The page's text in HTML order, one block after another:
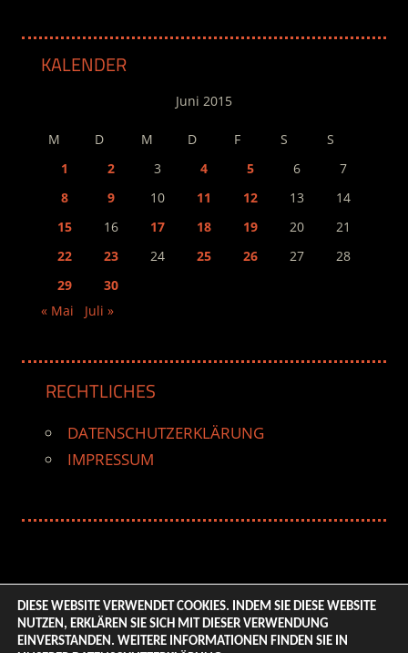
KALENDER
Juni 2015
M D M D F S
S
1
2 3 4 5 6
7
8
9 10 11 12 13
14
15
16 17 18 19 20
21
22
23 24 25 26 27
28
29
30
« Mai
Juli »
RECHTLICHES
DATENSCHUTZERKLÄRUNG
IMPRESSUM
© 2026 ENTERTAINMENT BASE – Life & Style Magazine.
DIESE WEBSITE VERWENDET COOKIES. INDEM SIE DIESE WEBSITE
NUTZEN, ERKLÄREN SIE SICH MIT DIESER VERWENDUNG
EINVERSTANDEN. WEITERE INFORMATIONEN FINDEN SIE IN